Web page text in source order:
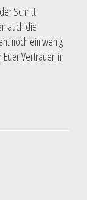
Schritt
auch die
noch ein wenig
Vertrauen in